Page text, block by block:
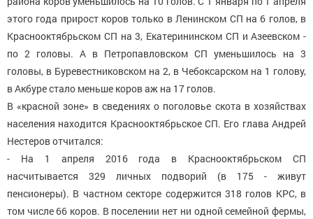
этого года прирост коров только в Ленинском СП на 6 голов, в
Краснооктябрьском СП на 3, Екатерининском СП и Азеевском -
по 2 головы. А в Петропавловском СП уменьшилось на 3
головы, в Буревестниковском на 2, в Чебоксарском на 1 голову,
в Акбуре стало меньше коров аж на 17 голов.
В «красной зоне» в сведениях о поголовье скота в хозяйствах
населения находится Краснооктябрьское СП. Его глава Андрей
Нестеров отчитался:
- На 1 апреля 2016 года в Краснооктябрьском СП
насчитывается 329 личных подворий (в 175 - живут
пенсионеры). В частном секторе содержится 318 голов КРС, в
том числе 66 коров. В поселении нет ни одной семейной фермы,